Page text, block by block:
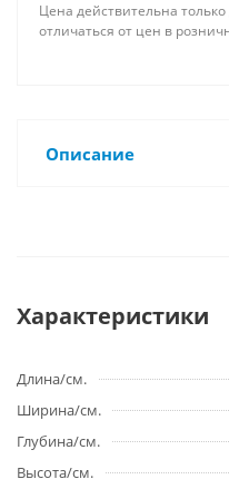
Цена действительна
отличаться от цен в
Описание
Характеристики
Длина/см.
Ширина/см.
Глубина/см.
Высота/см.